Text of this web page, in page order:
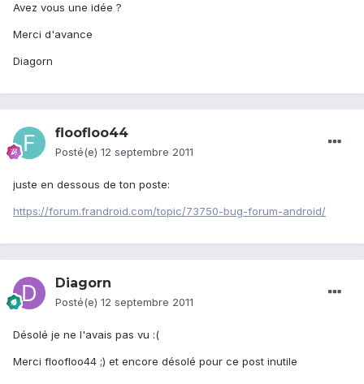
Avez vous une idée ?
Merci d'avance
Diagorn
floofloo44
Posté(e) 12 septembre 2011
juste en dessous de ton poste:
https://forum.frandroid.com/topic/73750-bug-forum-android/
Diagorn
Posté(e) 12 septembre 2011
Désolé je ne l'avais pas vu :(
Merci floofloo44 ;) et encore désolé pour ce post inutile